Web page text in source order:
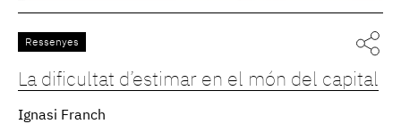
Ressenyes
La dificultat d’estimar en el món del capital
Ignasi Franch